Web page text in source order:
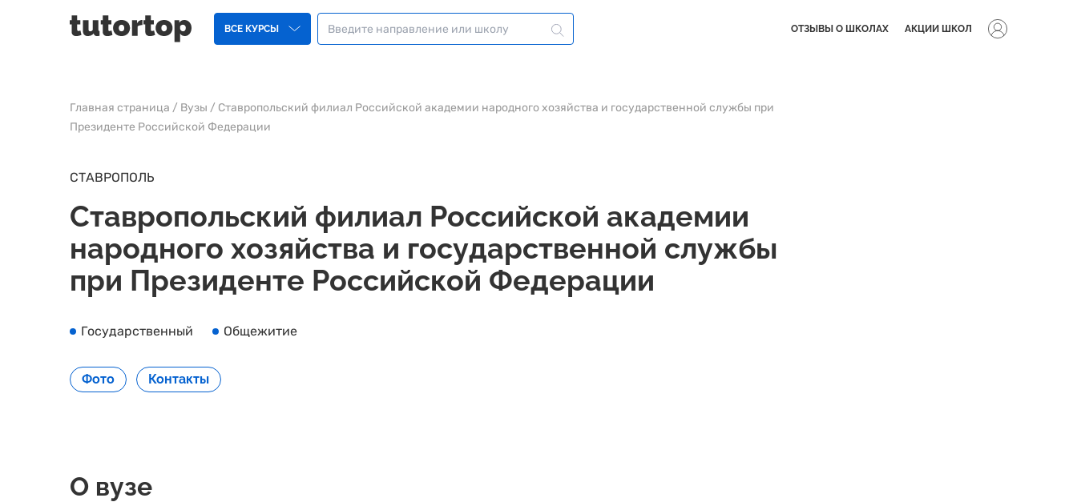
ВСЕ КУРСЫ ОТЗЫВЫ О ШКОЛАХ АКЦИИ ШКОЛ
Главная страница / Вузы / Ставропольский филиал Российской академии народного хозяйства и государственной службы при
Президенте Российской Федерации
СТАВРОПОЛЬ
Ставропольский филиал Российской академии
народного хозяйства и государственной службы
при Президенте Российской Федерации
Государственный Общежитие
Фото Контакты
О вузе